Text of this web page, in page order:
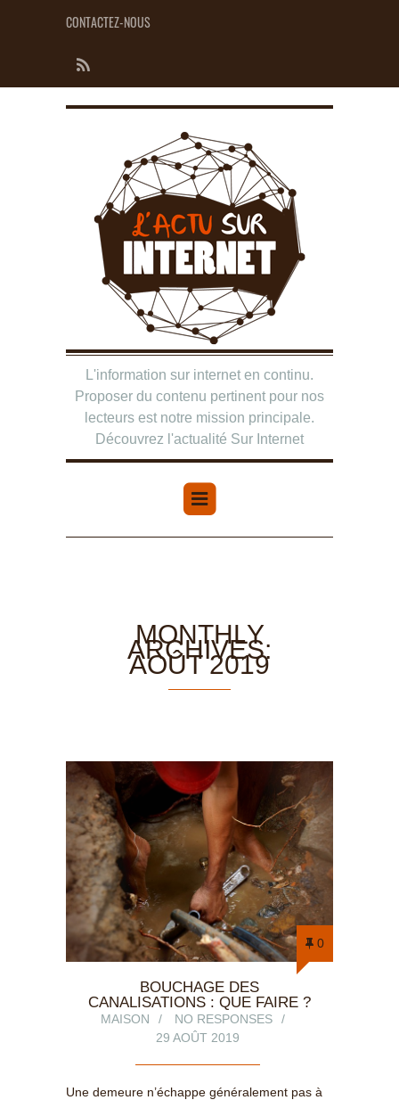
CONTACTEZ-NOUS
L'information sur internet en continu.
Proposer du contenu pertinent pour nos
lecteurs est notre mission principale.
Découvrez l'actualité Sur Internet
MONTHLY
ARCHIVES:
AOÛT 2019
0
BOUCHAGE DES
CANALISATIONS : QUE FAIRE ?
MAISON
NO RESPONSES
29 AOÛT 2019
Une demeure n’échappe généralement pas à